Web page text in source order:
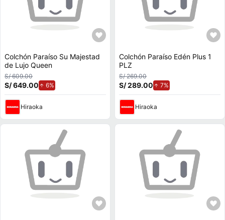
Colchón Paraíso Su Majestad
de Lujo Queen
S/ 609.00
S/ 649.00 6%
Hiraoka
Colchón Paraíso Edén Plus 1
PLZ
S/ 269.00
S/ 289.00 7%
Hiraoka